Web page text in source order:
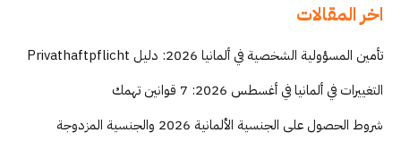
اخر المقالات
تأمين المسؤولية الشخصية في ألمانيا 2026: دليل Privathaftpflicht
التغييرات في ألمانيا في أغسطس 2026: 7 قوانين تهمك
شروط الحصول على الجنسية الألمانية 2026 والجنسية المزدوجة